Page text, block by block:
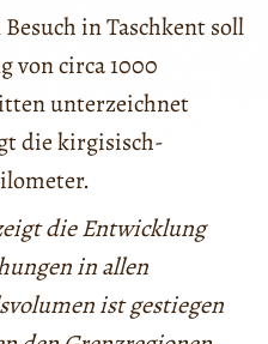
in Taschkent soll
von circa 1000
unterzeichnet
die kirgisisch-
die Entwicklung
in allen
ist gestiegen